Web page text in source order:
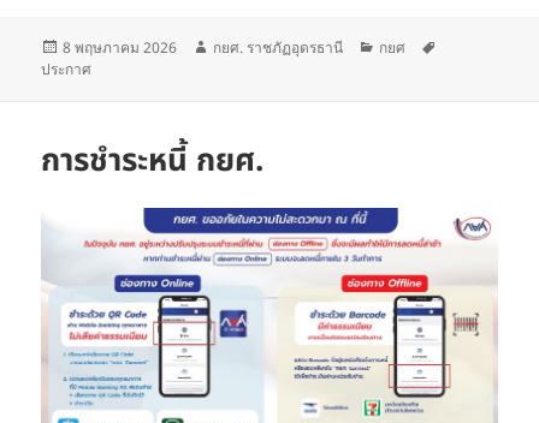
เขียน
เมื่อ
8 พฤษภาคม 2026
ผู้
กยศ. ราชภัฏอุดรธานี
หมวด
กยศ
ประกาศ
การชำระหนี้ กยศ.